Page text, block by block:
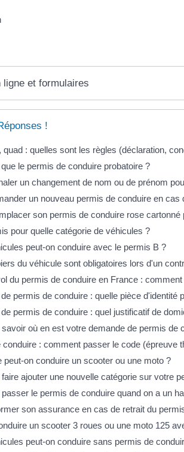
ligne et formulaires
!
quad : quelles sont les règles (déclaration,
le permis de conduire probatoire ?
un changement de nom ou de prénom
un nouveau permis de conduire en
son permis de conduire rose cartonné
pour quelle catégorie de véhicules ?
peut-on conduire avec le permis B ?
du véhicule sont obligatoires lors d'un
du permis de conduire en France :
permis de conduire : quelle pièce d'identité
permis de conduire : quel justificatif de
où en est votre demande de permis de
conduire : comment passer le code (épreuve
peut-on conduire un scooter ou une moto ?
ajouter une nouvelle catégorie sur votre
le permis de conduire quand on a un
son assurance en cas de retrait du
un scooter 3 roues ou une moto 125
peut-on conduire sans permis de